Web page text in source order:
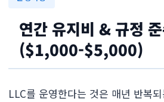
연간 유지비 & 규정
($1,000-$5,000)
LLC를 운영한다는 것은 매년 반복